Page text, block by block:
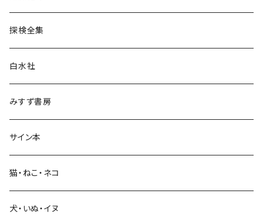
民族・風習
言語・ことば
生活・暮らし
探検全集
白水社
みすず書房
サイン本
猫・ねこ・ネコ
犬・いぬ・イヌ